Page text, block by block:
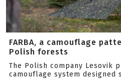
FARBA, a camouflage
Polish forests
The Polish company Lesovik
camouflage system